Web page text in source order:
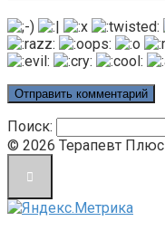
Поиск:
© 2026 Терапевт Плюс